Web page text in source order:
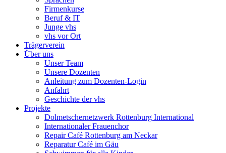
Firmenkurse
Beruf & IT
Junge vhs
vhs vor Ort
Trägerverein
Über uns
Unser Team
Unsere Dozenten
Anleitung zum Dozenten-Login
Anfahrt
Geschichte der vhs
Projekte
Dolmetschernetzwerk Rottenburg International
Internationaler Frauenchor
Repair Café Rottenburg am Neckar
Reparatur Café im Gäu